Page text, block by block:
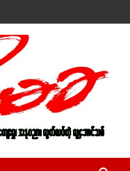
News &
ေက်ာက္တံတား၊ ရန္ကုန္။